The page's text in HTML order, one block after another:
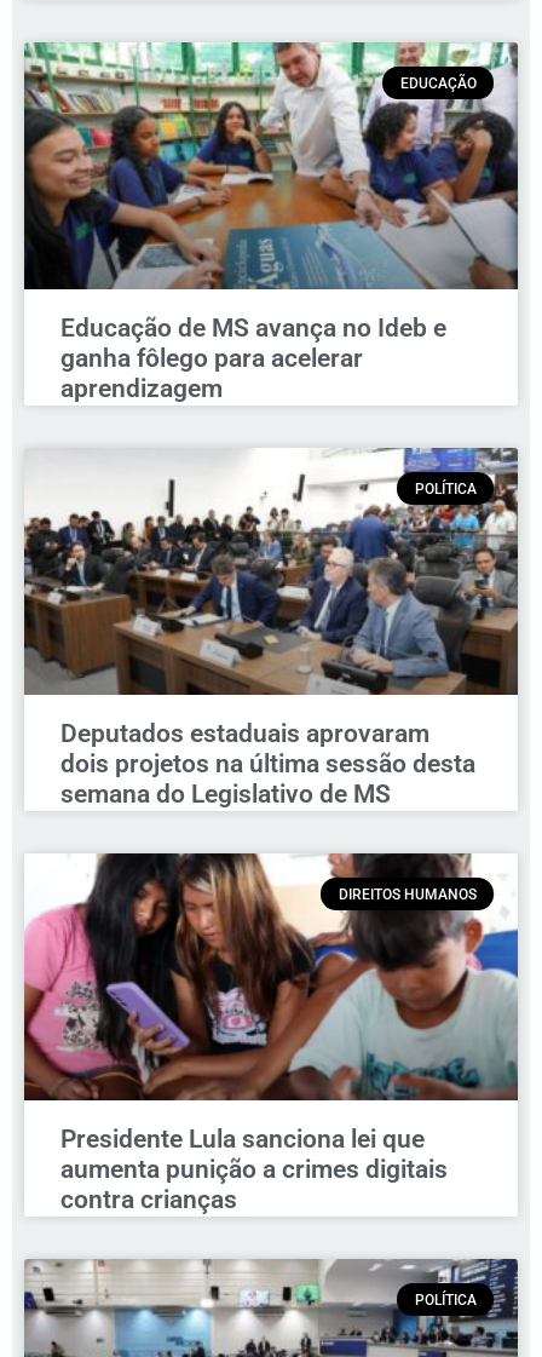
EDUCAÇÃO
Educação de MS avança no Ideb e
ganha fôlego para acelerar
aprendizagem
POLÍTICA
Deputados estaduais aprovaram
dois projetos na última sessão desta
semana do Legislativo de MS
DIREITOS HUMANOS
Presidente Lula sanciona lei que
aumenta punição a crimes digitais
contra crianças
POLÍTICA